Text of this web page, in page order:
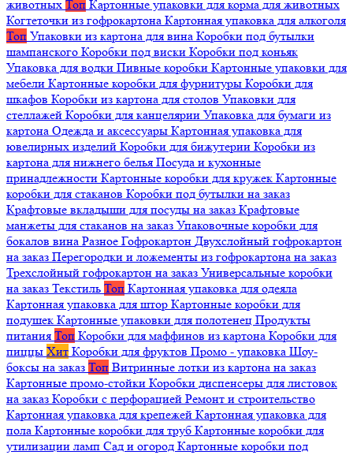
животных Топ Картонные упаковки для корма для животных
Когтеточки из гофрокартона Картонная упаковка для алкоголя
Топ Упаковки из картона для вина Коробки под бутылки
шампанского Коробки под виски Коробки под коньяк
Упаковка для водки Пивные коробки Картонные упаковки для
мебели Картонные коробки для фурнитуры Коробки для
шкафов Коробки из картона для столов Упаковки для
стеллажей Коробки для канцелярии Упаковка для бумаги из
картона Одежда и аксессуары Картонная упаковка для
ювелирных изделий Коробки для бижутерии Коробки из
картона для нижнего белья Посуда и кухонные
принадлежности Картонные коробки для кружек Картонные
коробки для стаканов Коробки под бутылки на заказ
Крафтовые вкладыши для посуды на заказ Крафтовые
манжеты для стаканов на заказ Упаковочные коробки для
бокалов вина Разное Гофрокартон Двухслойный гофрокартон
на заказ Перегородки и ложементы из гофрокартона на заказ
Трехслойный гофрокартон на заказ Универсальные коробки
на заказ Текстиль Топ Картонная упаковка для одеяла
Картонная упаковка для штор Картонные коробки для
подушек Картонные упаковки для полотенец Продукты
питания Топ Коробки для маффинов из картона Коробки для
пиццы Хит Коробки для фруктов Промо - упаковка Шоу-
боксы на заказ Топ Витринные лотки из картона на заказ
Картонные промо-стойки Коробки диспенсеры для листовок
на заказ Коробки с перфорацией Ремонт и строительство
Картонная упаковка для крепежей Картонная упаковка для
пола Картонные коробки для труб Картонные коробки для
утилизации ламп Сад и огород Картонные коробки под